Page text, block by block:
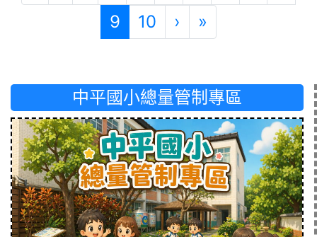
9(目前頁次)
10 › 下一頁
»
中平國小總量管制專區